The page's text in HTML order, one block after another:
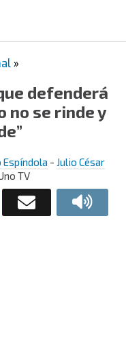
»
defenderá
no se rinde y
Espíndola - Julio César
TV